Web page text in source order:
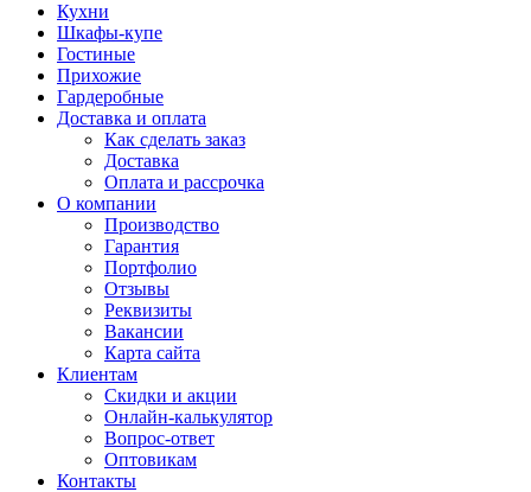
Кухни
Шкафы-купе
Гостиные
Прихожие
Гардеробные
Доставка и оплата
Как сделать заказ
Доставка
Оплата и рассрочка
О компании
Производство
Гарантия
Портфолио
Отзывы
Реквизиты
Вакансии
Карта сайта
Клиентам
Скидки и акции
Онлайн-калькулятор
Вопрос-ответ
Оптовикам
Контакты